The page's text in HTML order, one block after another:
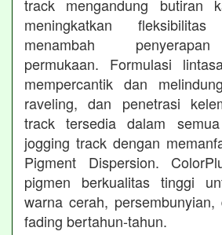
track mengandung butiran
meningkatkan
menambah
permukaan. Formulasi
mempercantik dan
raveling, dan penetrasi
track tersedia dalam
jogging track dengan
Pigment Dispersion.
pigmen berkualitas tinggi
warna cerah,
fading bertahun-tahun.